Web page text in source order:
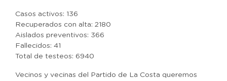
Casos activos: 136
Recuperados con alta: 2180
Aislados preventivos: 366
Fallecidos: 41
Total de testeos: 6940
Vecinos y vecinas del Partido de La Costa queremos